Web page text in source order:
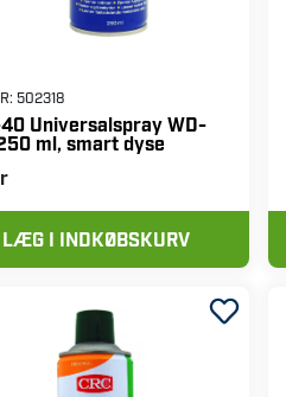
502318
Universalspray WD-
ml, smart dyse
LÆG I INDKØBSKURV